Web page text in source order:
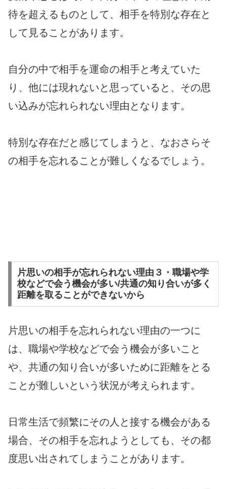
待を超えるものとして、相手を特別な存在と
して見ることがあります。
自分の中で相手を運命の相手と考えていた
り、他には現れないと思っていると、その思
い込みが忘れられない理由となります。
特別な存在だと感じてしまうと、なおさらそ
の相手を忘れることが難しくなるでしょう。
片思いの相手が忘れられない理由３・職場や学
校などで会う機会が多い/共通の知り合いが多く
距離を取ることができないから
片思いの相手を忘れられない理由の一つに
は、職場や学校などで会う機会が多いこと
や、共通の知り合いが多いために距離をとる
ことが難しいという状況が考えられます。
日常生活で頻繁にその人と接する機会がある
場合、その相手を忘れようとしても、その都
度思い出されてしまうことがあります。